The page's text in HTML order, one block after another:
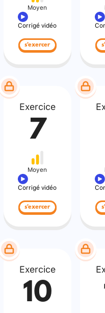
Moyen
Corrigé vidéo
s'exercer
Exercice
7
Moyen
Corrigé vidéo
s'exercer
Exercice
10